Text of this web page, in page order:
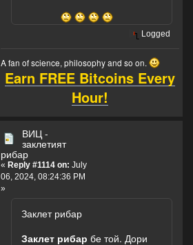
Logged
A fan of science, philosophy and so on.
Earn FREE Bitcoins Every
Hour!
ВИЦ -
заклетият
рибар
« Reply #1114 on: July
06, 2024, 08:24:36 PM
»
Заклет рибар
Заклет рибар бе той. Дори